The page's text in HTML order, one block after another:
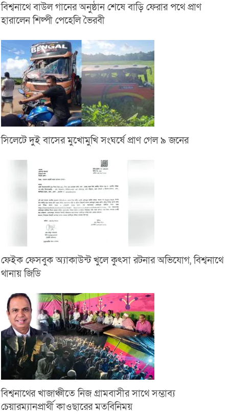
বিশ্বনাথে বাউল গানের অনুষ্ঠান শেষে বাড়ি ফেরার পথে প্রাণ
হারালেন শিল্পী পেহেলি ভৈরবী
সিলেটে দুই বাসের মুখোমুখি সংঘর্ষে প্রাণ গেল ৯ জনের
ফেইক ফেসবুক অ্যাকাউন্ট খুলে কুৎসা রটনার অভিযোগ, বিশ্বনাথে
থানায় জিডি
বিশ্বনাথের খাজাঞ্চীতে নিজ গ্রামবাসীর সাথে সম্ভাব্য
চেয়ারম্যানপ্রার্থী কাওছারের মতবিনিময়